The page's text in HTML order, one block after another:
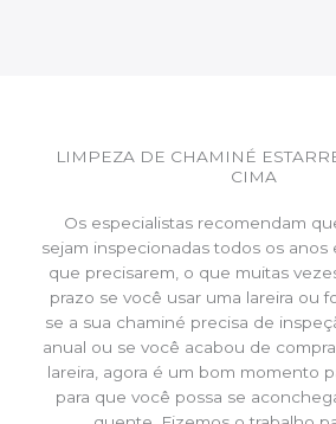
LIMPEZA DE CHAMINÉ
CIMA
Os especialistas recomendam
sejam inspecionadas todos os anos
que precisarem, o que muitas
prazo se você usar uma lareira ou
se a sua chaminé precisa de
anual ou se você acabou de
lareira, agora é um bom momento
para que você possa se